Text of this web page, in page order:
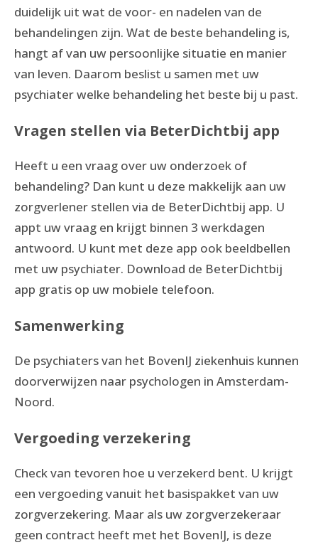
duidelijk uit wat de voor- en nadelen van de
behandelingen zijn. Wat de beste behandeling is,
hangt af van uw persoonlijke situatie en manier
van leven. Daarom beslist u samen met uw
psychiater welke behandeling het beste bij u past.
Vragen stellen via BeterDichtbij app
Heeft u een vraag over uw onderzoek of
behandeling? Dan kunt u deze makkelijk aan uw
zorgverlener stellen via de BeterDichtbij app. U
appt uw vraag en krijgt binnen 3 werkdagen
antwoord. U kunt met deze app ook beeldbellen
met uw psychiater. Download de BeterDichtbij
app gratis op uw mobiele telefoon.
Samenwerking
De psychiaters van het BovenIJ ziekenhuis kunnen
doorverwijzen naar psychologen in Amsterdam-
Noord.
Vergoeding verzekering
Check van tevoren hoe u verzekerd bent. U krijgt
een vergoeding vanuit het basispakket van uw
zorgverzekering. Maar als uw zorgverzekeraar
geen contract heeft met het BovenIJ, is deze